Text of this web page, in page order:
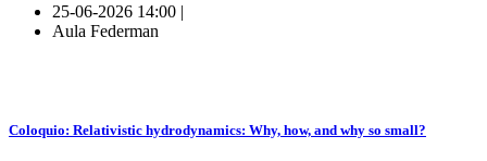
25-06-2026 14:00 |
Aula Federman
Coloquio: Relativistic hydrodynamics: Why, how, and why so small?